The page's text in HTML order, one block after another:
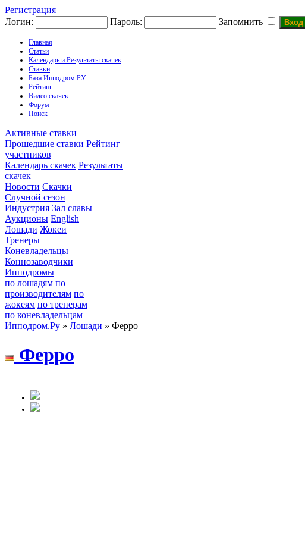
Регистрация
Логин:
Пароль: Запомнить
Главная
Статьи
Календарь и Результаты скачек
Ставки
База Ипподром.РУ
Рейтинг
Видео скачек
Форум
Поиск
Активные ставки
Прошедшие ставки Рейтинг
участников
Календарь скачек Результаты
скачек
Новости Скачки
Случной сезон
Индустрия Зал славы
Аукционы English
Лошади Жокеи
Тренеры
Коневладельцы
Коннозаводчики
Ипподромы
по лошадям по
производителям по
жокеям по тренерам
по коневладельцам
Ипподром.Ру » Лошади » Ферро
Феppo